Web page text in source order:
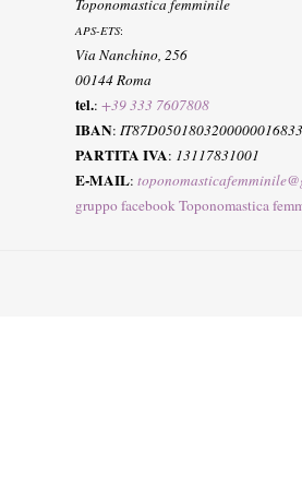
Toponomastica femminile
APS-ETS:
Via Nanchino, 256
00144 Roma
tel.: +39 333 7607808
IBAN:
PARTITA IVA: 13117831001
E-MAIL:
gruppo facebook Toponomastica